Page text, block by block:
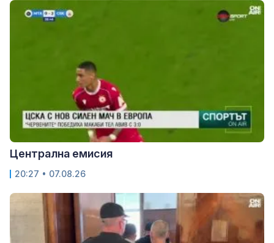
Централна емисия
20:27 • 07.08.26